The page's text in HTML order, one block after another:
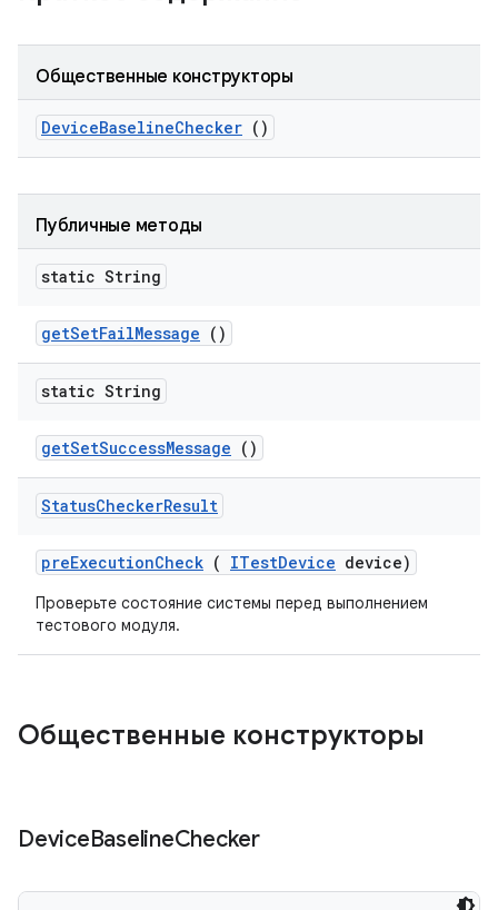
Общественные конструкторы
DeviceBaselineChecker ()
Публичные методы
static String
getSetFailMessage ()
static String
getSetSuccessMessage ()
StatusCheckerResult
preExecutionCheck ( ITestDevice device)
Проверьте состояние системы перед выполнением
тестового модуля.
Общественные конструкторы
DeviceBaselineChecker